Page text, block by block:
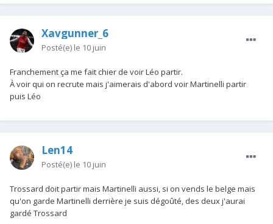
Xavgunner_6
Posté(e) le 10 juin
Franchement ça me fait chier de voir Léo partir.
À voir qui on recrute mais j'aimerais d'abord voir Martinelli partir
puis Léo
Len14
Posté(e) le 10 juin
Trossard doit partir mais Martinelli aussi, si on vends le belge mais
qu'on garde Martinelli derrière je suis dégoûté, des deux j'aurai
gardé Trossard